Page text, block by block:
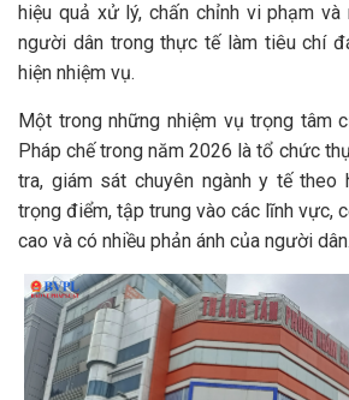
hiệu quả xử lý, chấn chỉnh vi phạm
người dân trong thực tế làm tiêu chí
hiện nhiệm vụ.
Một trong những nhiệm vụ trọng tâm
Pháp chế trong năm 2026 là tổ chức
tra, giám sát chuyên ngành y tế theo
trọng điểm, tập trung vào các lĩnh vực,
cao và có nhiều phản ánh của người dân.